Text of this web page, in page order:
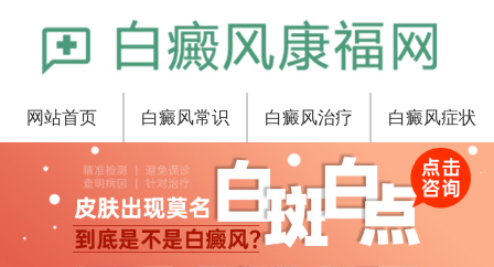
网站首页 白癜风常识 白癜风治疗 白癜风症状